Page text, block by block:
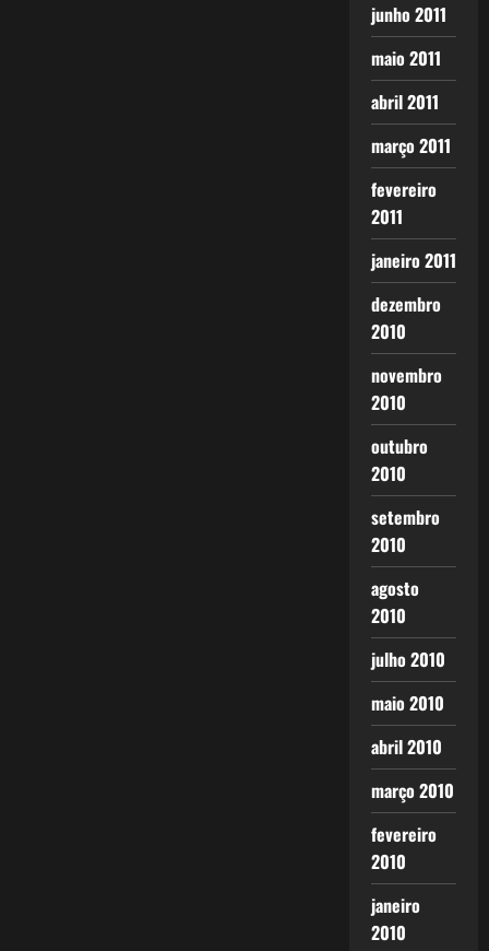
junho 2011
maio 2011
abril 2011
março 2011
fevereiro
2011
janeiro 2011
dezembro
2010
novembro
2010
outubro
2010
setembro
2010
agosto
2010
julho 2010
maio 2010
abril 2010
março 2010
fevereiro
2010
janeiro
2010